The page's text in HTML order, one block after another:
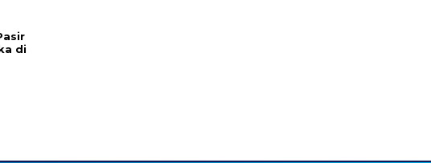
di